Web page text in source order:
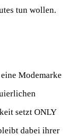
tun wollen.
Modemarke
setzt ONLY
dabei ihrer